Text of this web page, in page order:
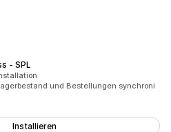
‑ SPL
und Bestellungen synchroni
Installieren